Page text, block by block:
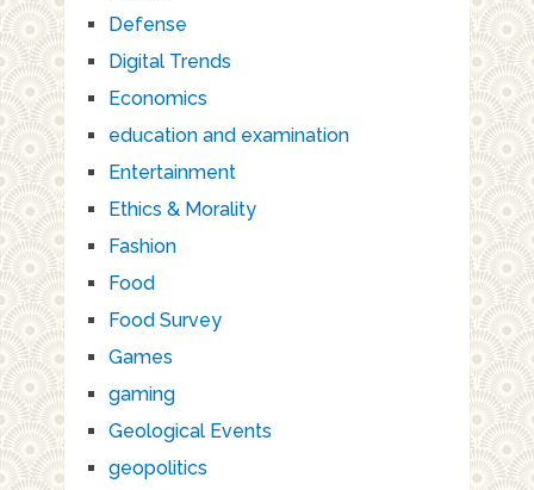
Defense
Digital Trends
Economics
education and examination
Entertainment
Ethics & Morality
Fashion
Food
Food Survey
Games
gaming
Geological Events
geopolitics